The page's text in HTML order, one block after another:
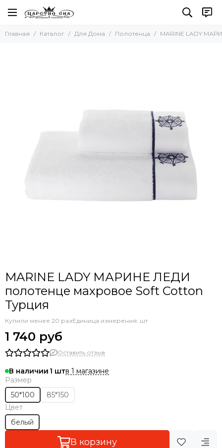
Для Дома
Главная Каталог Для Дома Полотенца MARINE LADY
MARINE LADY МАРИНЕ ЛЕДИ
полотенце махровое Soft Cotton
Турция
Купили менее 20 разЕдиница измерения: шт
1 740 руб
Оставить отзыв
В наличии 1
в 1 магазине
Размер
50*100
85*150
Цвет
белый
В корзину